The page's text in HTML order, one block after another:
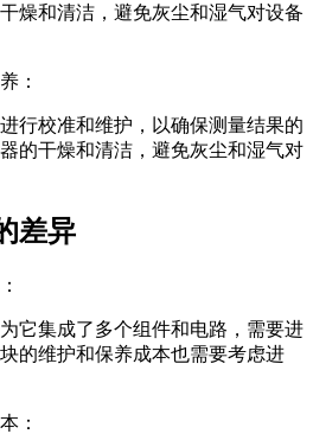
燥和清洁，避免灰尘和湿气对设备
：
行校准和维护，以确保测量结果的
的干燥和清洁，避免灰尘和湿气对
差异
它集成了多个组件和电路，需要进
的维护和保养成本也需要考虑进
：